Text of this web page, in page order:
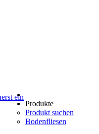
ein
Produkte
Produkt suchen
Bodenfliesen